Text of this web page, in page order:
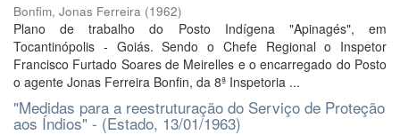
Bonfim, Jonas Ferreira (1962)
Plano de trabalho do Posto Indígena "Apinagés", em
Tocantinópolis - Goiás. Sendo o Chefe Regional o Inspetor
Francisco Furtado Soares de Meirelles e o encarregado do Posto
o agente Jonas Ferreira Bonfin, da 8ª Inspetoria ...
"Medidas para a reestruturação do Serviço de Proteção
aos Índios" - (Estado, 13/01/1963)